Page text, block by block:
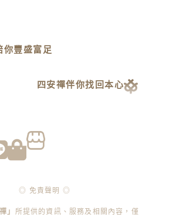
你豐盛富足
四安禪伴你找回本心
◎ 免責聲明 ◎
」 所提供的資訊、服務及相關內容，僅